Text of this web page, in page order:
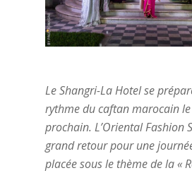
Le Shangri-La Hotel se
rythme du caftan marocain
prochain. L’Oriental Fashion
grand retour pour une
placée sous le thème de la «